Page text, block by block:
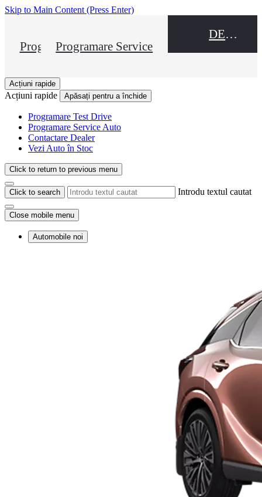
Skip to Main Content (Press Enter)
Programare Test Drive
Programare Service
DEALER NAME
Acțiuni rapide
Acțiuni rapide Apăsați pentru a închide
Programare Test Drive
Programare Service Auto
Contactare Dealer
Vezi Auto în Stoc
Click to return to previous menu
Click to search Introdu textul cautat
Close mobile menu
Automobile noi